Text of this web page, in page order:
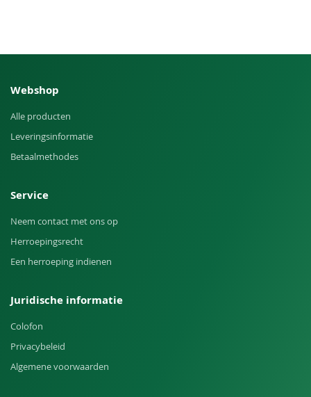
Webshop
Alle producten
Leveringsinformatie
Betaalmethodes
Service
Neem contact met ons op
Herroepingsrecht
Een herroeping indienen
Juridische informatie
Colofon
Privacybeleid
Algemene voorwaarden